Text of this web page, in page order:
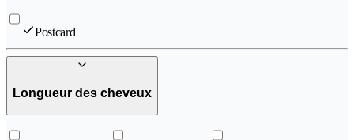
Postcard
Longueur des cheveux